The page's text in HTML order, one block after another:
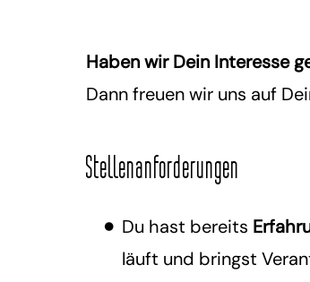
Haben wir Dein Interesse
Dann freuen wir uns auf
Stellenanforderungen
Du hast bereits
läuft und bringst